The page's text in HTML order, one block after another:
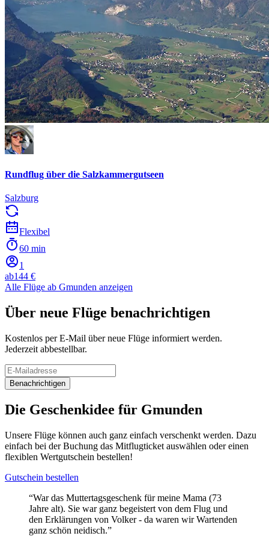
Rundflug über die Salzkammergutseen
Salzburg
Flexibel
60 min
1
ab144 €
Alle Flüge ab Gmunden anzeigen
Über neue Flüge benachrichtigen
Kostenlos per E-Mail über neue Flüge informiert werden.
Jederzeit abbestellbar.
Benachrichtigen
Die Geschenkidee für Gmunden
Unsere Flüge können auch ganz einfach verschenkt werden. Dazu
einfach bei der Buchung das Mitflugticket auswählen oder einen
flexiblen Wertgutschein bestellen!
Gutschein bestellen
“War das Muttertagsgeschenk für meine Mama (73
Jahre alt). Sie war ganz begeistert von dem Flug und
den Erklärungen von Volker - da waren wir Wartenden
ganz schön neidisch.”